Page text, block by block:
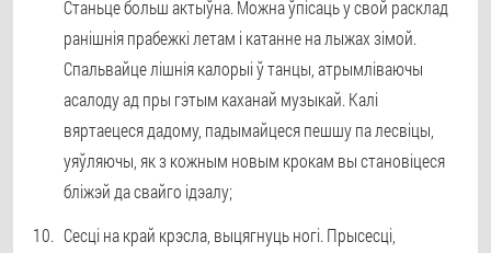
Станьце больш актыўна. Можна ўпісаць у свой расклад
ранішнія прабежкі летам і катанне на лыжах зімой.
Спальвайце лішнія калорыі ў танцы, атрымліваючы
асалоду ад пры гэтым каханай музыкай. Калі
вяртаецеся дадому, падымайцеся пешшу па лесвіцы,
уяўляючы, як з кожным новым крокам вы становіцеся
бліжэй да свайго ідэалу;
Сесці на край крэсла, выцягнуць ногі. Прысесці,